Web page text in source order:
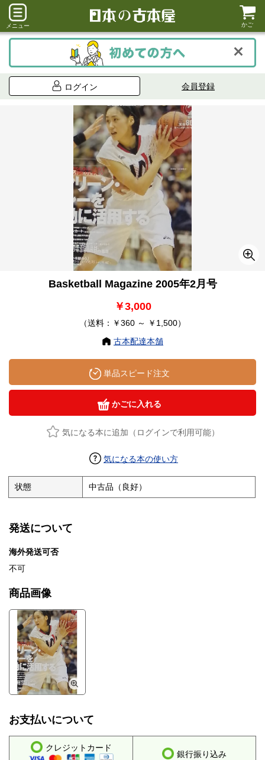
メニュー かご
ログイン 会員登録
Basketball Magazine 2005年2月号
￥3,000
（送料：￥360 ～ ￥1,500）
古本配達本舗
単品スピード注文
かごに入れる
気になる本に追加（ログインで利用可能）
気になる本の使い方
状態 中古品（良好）
発送について
海外発送可否
不可
商品画像
お支払いについて
クレジットカード
銀行振り込み